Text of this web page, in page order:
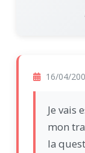
16/04/
Je vais
mon
la